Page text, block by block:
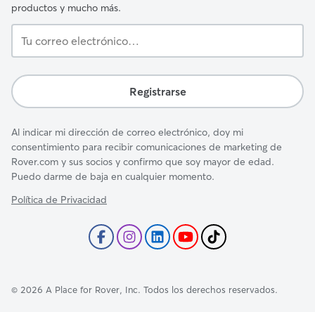
productos y mucho más.
correo
Registrarse
Al indicar mi dirección de correo electrónico, doy mi
consentimiento para recibir comunicaciones de marketing de
Rover.com y sus socios y confirmo que soy mayor de edad.
Puedo darme de baja en cualquier momento.
Política de Privacidad
© 2026 A Place for Rover, Inc. Todos los derechos reservados.